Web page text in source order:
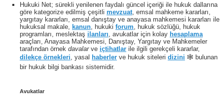
Hukuki Net; sürekli yenilenen faydalı güncel içeriği ile hukuk dallarına
göre kategorize edilmiş çeşitli mevzuat , emsal mahkeme kararları,
yargıtay kararları, emsal danıştay ve anayasa mahkemesi kararları ile
hukuksal makale,
kanun , hukuki forum , hukuk sözlüğü, hukuk
programları, meslektaş ilanları , avukatlar için kolay hesaplama
araçları, Anayasa Mahkemesi, Danıştay, Yargıtay ve Mahkemeler
tarafından örnek davalarve içtihatlar ile ilgili gerekçeli kararlar,
dilekçe örnekleri , yasal haberler ve hukuk siteleri dizini 🕸 bulunan
bir hukuk bilgi bankası sistemidir.
Avukatlar